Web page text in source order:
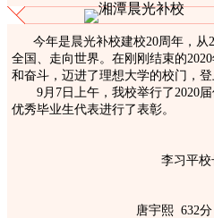
今年是晨光补校建校20周年，
全国、走向世界。 在刚刚结束的
和奋斗，迈进了理想大学的校门，登
9月7日上午，我校举行了2020届
优秀毕业生代表进行了表彰。
李习平
唐宇熙 632